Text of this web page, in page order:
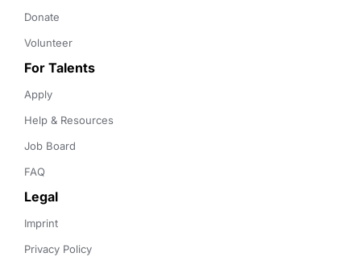
Donate
Volunteer
For Talents
Apply
Help & Resources
Job Board
FAQ
Legal
Imprint
Privacy Policy